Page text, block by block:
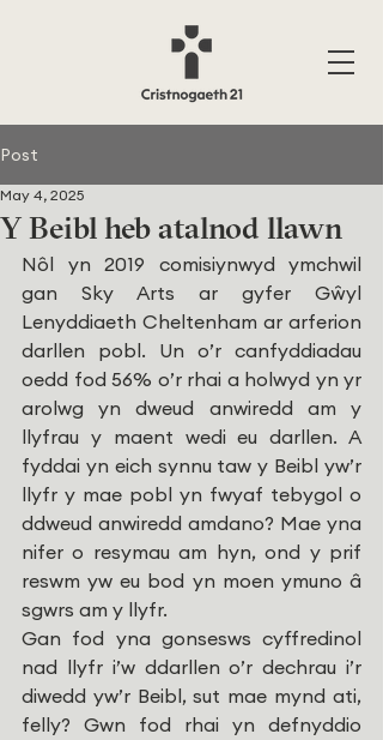
Post
Y Beibl heb atalnod llawn
May 4, 2025
Nôl yn 2019 comisiynwyd ymchwil
gan Sky Arts ar gyfer Gŵyl
Lenyddiaeth Cheltenham ar arferion
darllen pobl. Un o’r canfyddiadau
oedd fod 56% o’r rhai a holwyd yn yr
arolwg yn dweud anwiredd am y
llyfrau y maent wedi eu darllen. A
fyddai yn eich synnu taw y Beibl yw’r
llyfr y mae pobl yn fwyaf tebygol o
ddweud anwiredd amdano? Mae yna
nifer o resymau am hyn, ond y prif
reswm yw eu bod yn moen ymuno â
sgwrs am y llyfr.
Gan fod yna gonsesws cyffredinol
nad llyfr i’w ddarllen o’r dechrau i’r
diwedd yw’r Beibl, sut mae mynd ati,
felly? Gwn fod rhai yn defnyddio